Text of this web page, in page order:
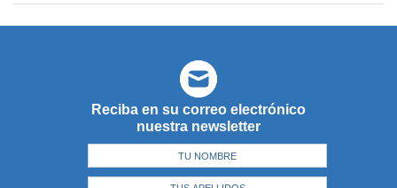
Reciba en su correo electrónico
nuestra newsletter